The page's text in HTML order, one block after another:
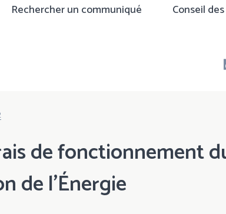
Rechercher un communiqué Conseil
de fonctionnement
de l’Énergie